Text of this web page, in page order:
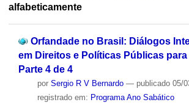
alfabeticamente
Orfandade no Brasil: Diálogos
em Direitos e Políticas Públicas para
Parte 4 de 4
por Sergio R V Bernardo — publicado05/
registrado em: Programa Ano Sabático